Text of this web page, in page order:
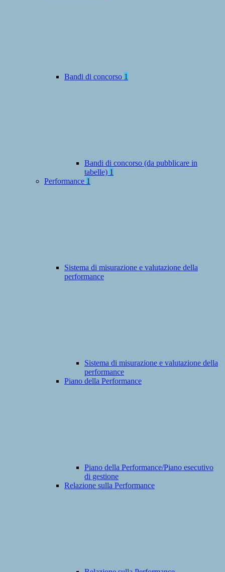
Bandi di concorso 1
Bandi di concorso (da pubblicare in
tabelle) 1
Performance 1
Sistema di misurazione e valutazione della
performance
Sistema di misurazione e valutazione della
performance
Piano della Performance
Piano della Performance/Piano esecutivo
di gestione
Relazione sulla Performance